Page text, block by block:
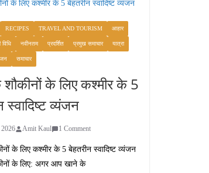
RECIPES TRAVEL AND TOURISM आहार
नवीनतम प्रदर्शित प्रमुख समाचार यात्रा
समाचार
के लिए कश्मीर के 5
स्वादिष्ट व्यंजन
Amit Kaul 1 Comment
के लिए कश्मीर के 5 बेहतरीन स्वादिष्ट व्यंजन
के लिए: अगर आप खाने के